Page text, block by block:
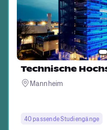
Technische
Mannheim
40 passende Studiengänge